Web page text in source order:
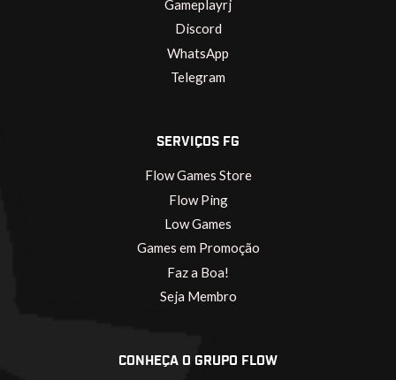
Gameplayrj
Discord
WhatsApp
Telegram
SERVIÇOS FG
Flow Games Store
Flow Ping
Low Games
Games em Promoção
Faz a Boa!
Seja Membro
CONHEÇA O GRUPO FLOW